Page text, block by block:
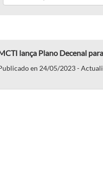
lança Plano Decenal
en 24/05/2023 -